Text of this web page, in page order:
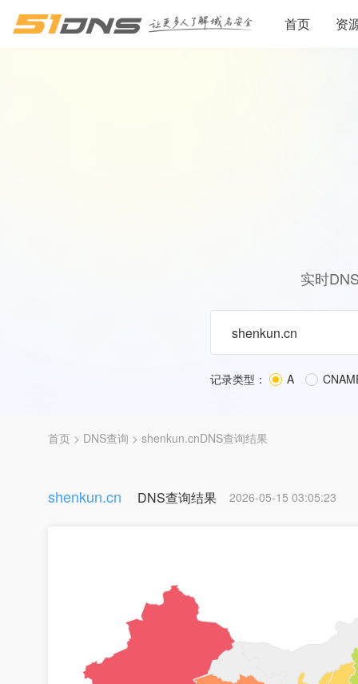
首页 资
实时
记录类型： A
首页 > DNS查询 > shenkun.cnDNS查询结果
shenkun.cn DNS查询结果 2026-05-15 03:05:23